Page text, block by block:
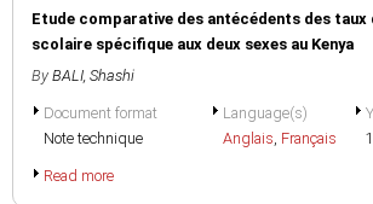
Etude comparative des antécédents des taux
scolaire spécifique aux deux sexes au Kenya
By BALI, Shashi
Document format
Note technique
Language(s)
Anglais, Français
Read more